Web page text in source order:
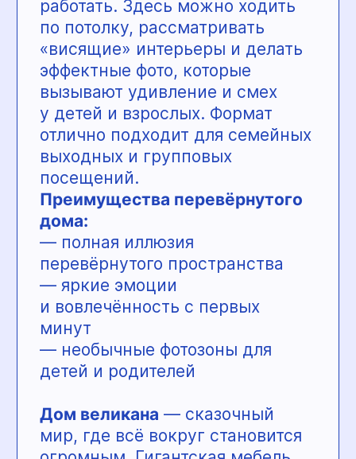
Преимущества «Солнечного
мифа»:
— семейный бренд с 20-летним
опытом
— большой выбор одежды для
новорождённых
— качественные и продуманные
модели для детей до 6 лет
— сеть фирменных магазинов
в Перми
— проект «Школа мам»
с поддержкой специалистов
Акция:будущим мамам —
скидка 10% на товары при
предъявлении обменной карты.